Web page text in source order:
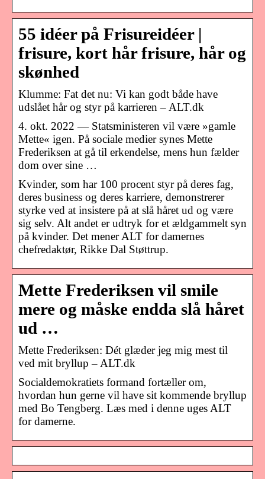
55 idéer på Frisureidéer |
frisure, kort hår frisure, hår og
skønhed
Klumme: Fat det nu: Vi kan godt både have
udslået hår og styr på karrieren – ALT.dk
4. okt. 2022 — Statsministeren vil være »gamle
Mette« igen. På sociale medier synes Mette
Frederiksen at gå til erkendelse, mens hun fælder
dom over sine …
Kvinder, som har 100 procent styr på deres fag,
deres business og deres karriere, demonstrerer
styrke ved at insistere på at slå håret ud og være
sig selv. Alt andet er udtryk for et ældgammelt syn
på kvinder. Det mener ALT for damernes
chefredaktør, Rikke Dal Støttrup.
Mette Frederiksen vil smile
mere og måske endda slå håret
ud …
Mette Frederiksen: Dét glæder jeg mig mest til
ved mit bryllup – ALT.dk
Socialdemokratiets formand fortæller om,
hvordan hun gerne vil have sit kommende bryllup
med Bo Tengberg. Læs med i denne uges ALT
for damerne.